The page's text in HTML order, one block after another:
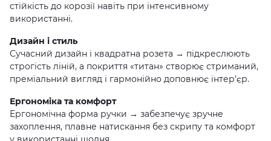
стійкість до корозії навіть при інтенсивному
використанні.
Дизайн і стиль
Сучасний дизайн і квадратна розета → підкреслюють
строгість ліній, а покриття «титан» створює стриманий,
преміальний вигляд і гармонійно доповнює інтер’єр.
Ергономіка та комфорт
Ергономічна форма ручки → забезпечує зручне
захоплення, плавне натискання без скрипу та комфорт